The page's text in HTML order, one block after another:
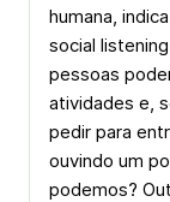
humana,
social
pessoas
atividades e,
pedir para
ouvindo um
podemos?